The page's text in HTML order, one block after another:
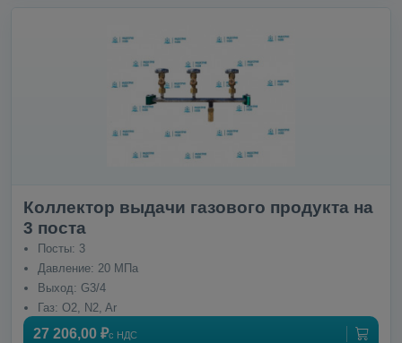
Коллектор выдачи газового продукта на
3 поста
Посты: 3
Давление: 20 МПа
Выход: G3/4
Газ: O2, N2, Ar
27 206,00 ₽с НДС